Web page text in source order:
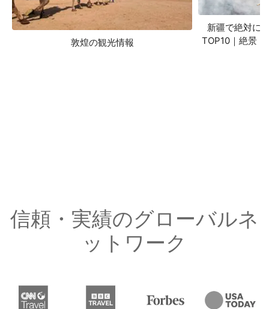
敦煌の観光情報
新疆で絶対に
TOP10｜絶景
信頼・実績のグローバルネ
ットワーク